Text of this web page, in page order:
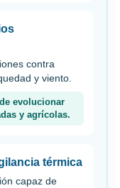
contra
y viento.
evolucionar
y agrícolas.
térmica
capaz de